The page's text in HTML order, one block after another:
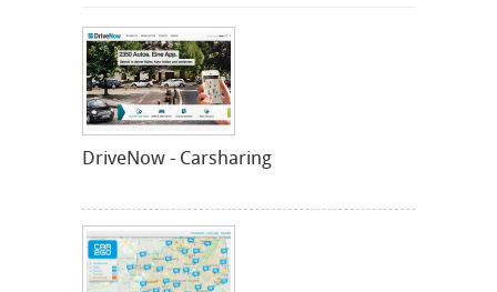
DriveNow - Carsharing